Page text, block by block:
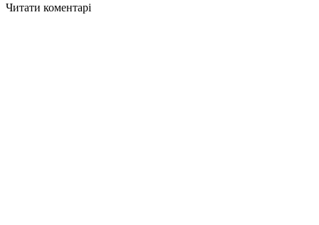
Читати коментарі